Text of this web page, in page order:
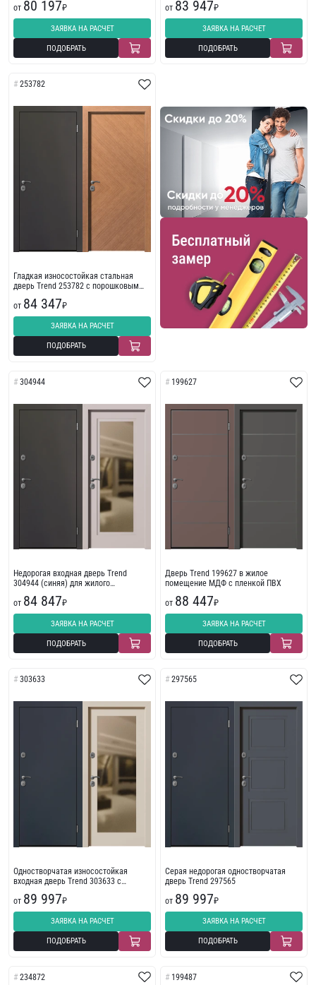
от 80 197₽
ЗАЯВКА НА РАСЧЕТ
ПОДОБРАТЬ
от 83 947₽
ЗАЯВКА НА РАСЧЕТ
ПОДОБРАТЬ
253782
Гладкая износостойкая стальная
дверь Trend 253782 с порошковым
от 84 347₽
ЗАЯВКА НА РАСЧЕТ
ПОДОБРАТЬ
304944
Недорогая входная дверь Trend
304944 (синяя) для жилого
от 84 847₽
ЗАЯВКА НА РАСЧЕТ
ПОДОБРАТЬ
199627
Дверь Trend 199627 в жилое
помещение МДФ с пленкой ПВХ
от 88 447₽
ЗАЯВКА НА РАСЧЕТ
ПОДОБРАТЬ
303633
Одностворчатая износостойкая
входная дверь Trend 303633 с
от 89 997₽
ЗАЯВКА НА РАСЧЕТ
ПОДОБРАТЬ
297565
Серая недорогая одностворчатая
дверь Trend 297565
от 89 997₽
ЗАЯВКА НА РАСЧЕТ
ПОДОБРАТЬ
234872 199487